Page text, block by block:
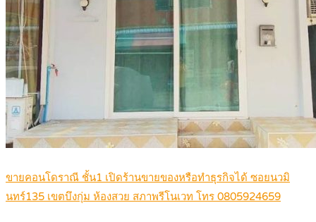
ขายคอนโดราณี ชั้น1 เปิดร้านขายของหรือทำธุรกิจได้ ซอยนวมิ
นทร์135 เขตบึงกุ่ม ห้องสวย สภาพรีโนเวท โทร 0805924659